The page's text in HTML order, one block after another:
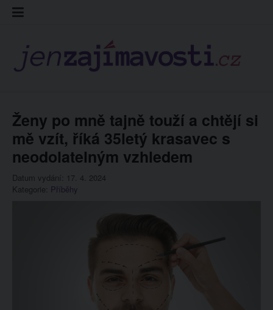
Skip
Ženy po mně tajně touží a chtějí si
mě vzít, říká 35letý krasavec s
neodolatelným vzhledem
Datum vydání: 17. 4. 2024
Kategorie: Příběhy